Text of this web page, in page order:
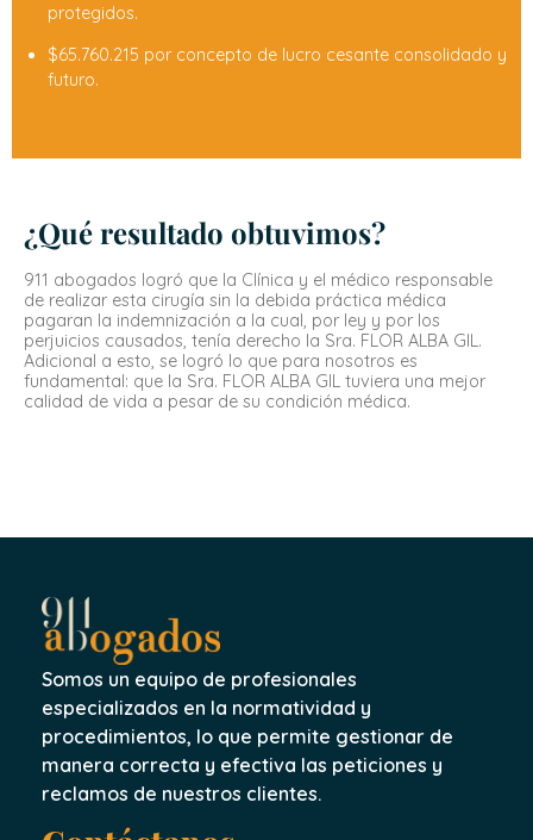
protegidos.
$65.760.215 por concepto de lucro cesante consolidado y
futuro.
¿Qué resultado obtuvimos?
911 abogados logró que la Clínica y el médico responsable
de realizar esta cirugía sin la debida práctica médica
pagaran la indemnización a la cual, por ley y por los
perjuicios causados, tenía derecho la Sra. FLOR ALBA GIL.
Adicional a esto, se logró lo que para nosotros es
fundamental: que la Sra. FLOR ALBA GIL tuviera una mejor
calidad de vida a pesar de su condición médica.
Somos un equipo de profesionales
especializados en la normatividad y
procedimientos, lo que permite gestionar de
manera correcta y efectiva las peticiones y
reclamos de nuestros clientes.